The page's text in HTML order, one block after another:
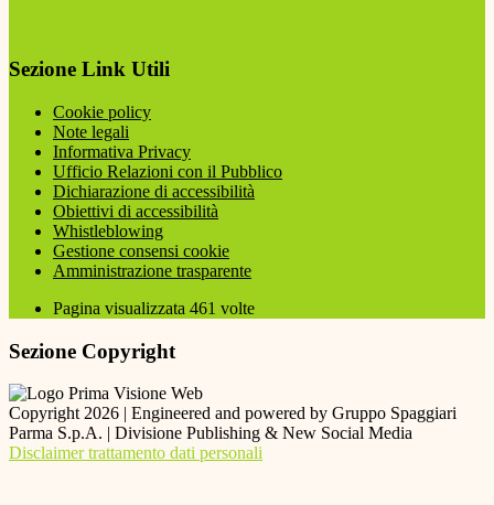
Sezione Link Utili
Cookie policy
Note legali
Informativa Privacy
Ufficio Relazioni con il Pubblico
Dichiarazione di accessibilità
Obiettivi di accessibilità
Whistleblowing
Gestione consensi cookie
Amministrazione trasparente
Pagina visualizzata 461 volte
Sezione Copyright
Copyright 2026 | Engineered and powered by Gruppo Spaggiari
Parma S.p.A. | Divisione Publishing & New Social Media
Disclaimer trattamento dati personali